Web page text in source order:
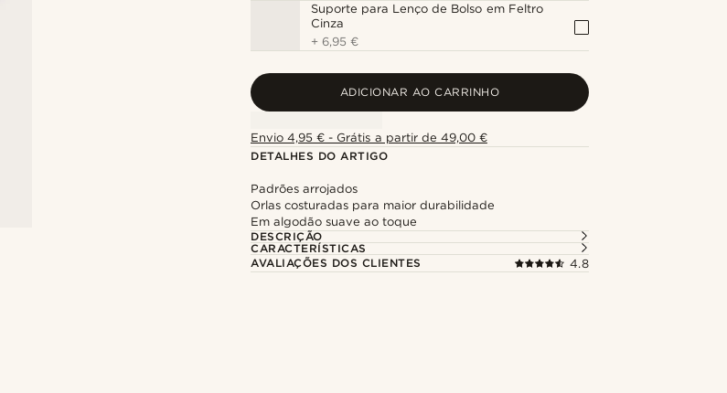
Suporte para Lenço de Bolso em Feltro
Cinza
+6,95 €
ADICIONAR AO CARRINHO
Envio 4,95 € - Grátis a partir de 49,00 €
DETALHES DO ARTIGO
Padrões arrojados
Orlas costuradas para maior durabilidade
Em algodão suave ao toque
DESCRIÇÃO
CARACTERÍSTICAS
AVALIAÇÕES DOS CLIENTES
4.8